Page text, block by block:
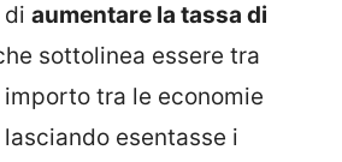
aumentare la tassa di
sottolinea essere tra
tra le economie
esentasse i